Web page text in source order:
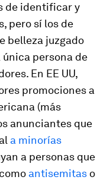
de identificar y
pero sí los de
belleza juzgado
persona de
En EE UU,
promociones a
(más
anunciantes que
a minorías
a personas que
antisemitas o